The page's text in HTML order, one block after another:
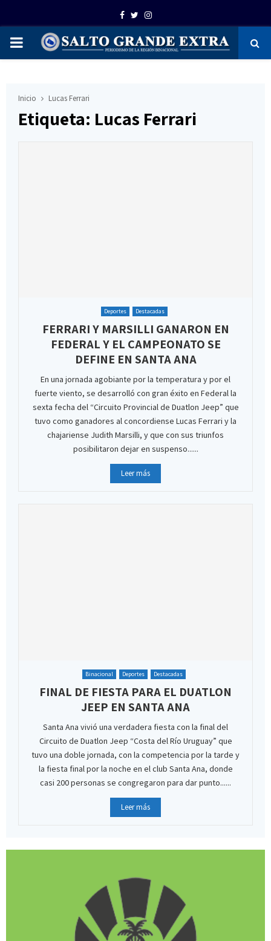
Facebook
TwitterInstagram
PRIMARY
Inicio Lucas Ferrari
Etiqueta: Lucas Ferrari
Deportes Destacadas
FERRARI Y MARSILLI GANARON EN
FEDERAL Y EL CAMPEONATO SE
DEFINE EN SANTA ANA
En una jornada agobiante por la temperatura y por el
fuerte viento, se desarrolló con gran éxito en Federal la
sexta fecha del “Circuito Provincial de Duatlon Jeep” que
tuvo como ganadores al concordiense Lucas Ferrari y la
chajariense Judith Marsilli, y que con sus triunfos
posibilitaron dejar en suspenso......
Leer más
Binacional Deportes Destacadas
FINAL DE FIESTA PARA EL DUATLON
JEEP EN SANTA ANA
Santa Ana vivió una verdadera fiesta con la final del
Circuito de Duatlon Jeep “Costa del Río Uruguay” que
tuvo una doble jornada, con la competencia por la tarde y
la fiesta final por la noche en el club Santa Ana, donde
casi 200 personas se congregaron para dar punto......
Leer más